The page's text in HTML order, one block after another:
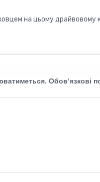
на цьому драйвовому
Обов’язкові